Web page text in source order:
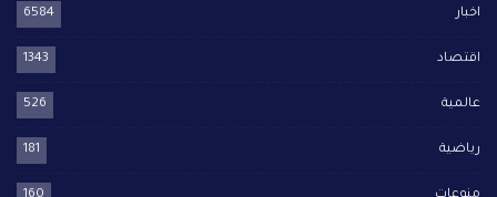
اخبار 6584
اقتصاد 1343
عالمية 526
رياضية 181